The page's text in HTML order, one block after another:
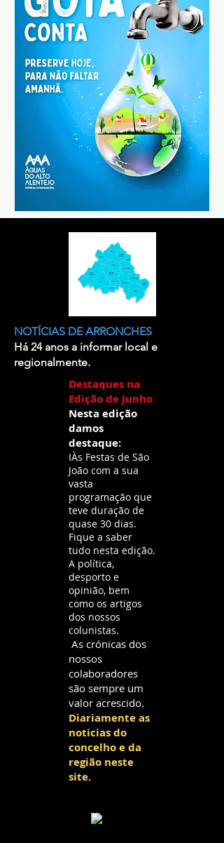
NOTÍCIAS DE ARRONCHES
Há 24 anos a informar local e
regionalmente.
Destaques na
Edição de Junho
Nesta edição
damos
destaque:
IÀs Festas de São
João com a sua
vasta
programação que
teve duração de
quase 30 dias.
Fique a saber
tudo nesta edição.
A política,
desporto e
opinião, bem
como os artigos
dos nossos
colunistas.
As crónicas dos
nossos
colaboradores
são sempre um
valor acrescido.
Diariamente as
noticias do
concelho e da
região neste
site.